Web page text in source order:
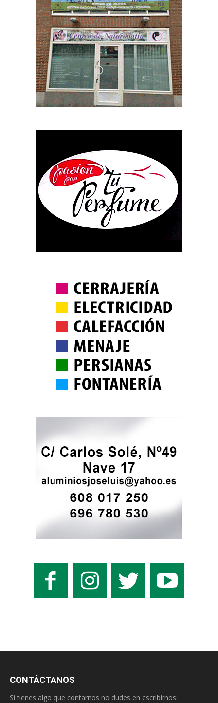
CONTÁCTANOS
Si tienes algo que contarnos no dudes en escribirnos: